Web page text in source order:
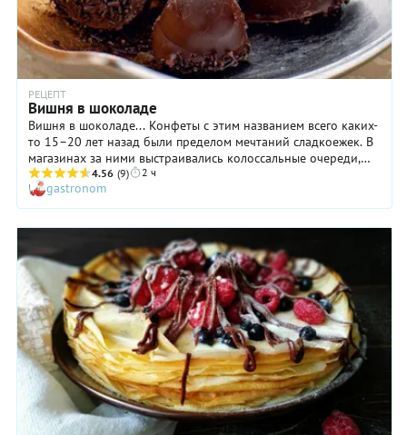
РЕЦЕПТ
Вишня в шоколаде
Вишня в шоколаде... Конфеты с этим названием всего каких-
то 15–20 лет назад были пределом мечтаний сладкоежек. В
магазинах за ними выстраивались колоссальные очереди,
люди были готовы стоять за лакомством часами. Говорят, что
причиной особой любви людей к этом десерту было
присутствие коньяка в начинке. Кто знает, но что алкоголь
придавал вишне в шоколаде особые ноты вкуса — это точно.
Мы же пошли еще более сложным путем и добавили в
рецепт марципановую начинку. Поверьте: получилось просто
идеально!
4.56 (9) 2 ч
gastronom